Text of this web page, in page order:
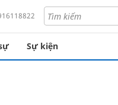
Sự kiện